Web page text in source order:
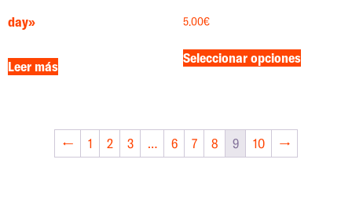
day»
Leer más
5.00€
Seleccionar opciones
← 1 2 3 … 6 7 8 9 10 →